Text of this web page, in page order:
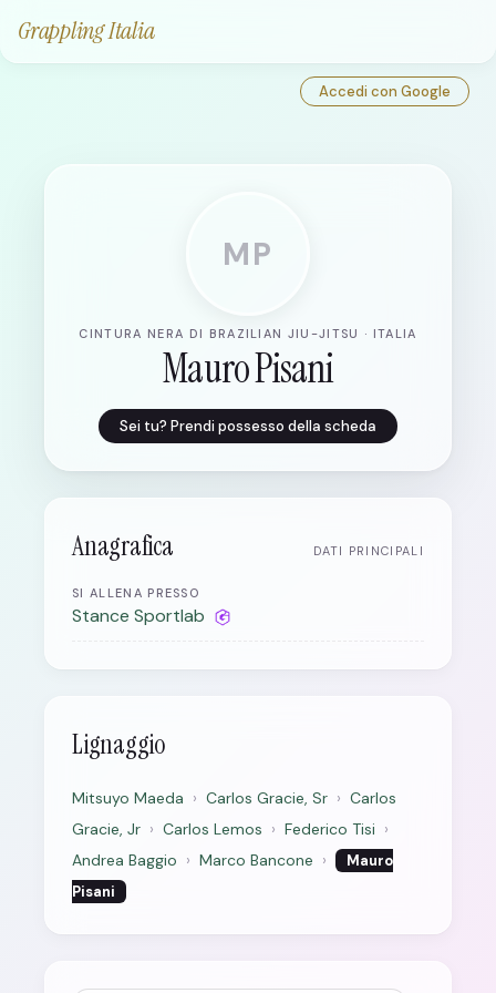
Grappling Italia
Accedi con Google
MP
CINTURA NERA DI BRAZILIAN JIU-JITSU · ITALIA
Mauro Pisani
Sei tu? Prendi possesso della scheda
Anagrafica DATI PRINCIPALI
SI ALLENA PRESSO
Stance Sportlab
Lignaggio
Mitsuyo Maeda › Carlos Gracie, Sr › Carlos
Gracie, Jr › Carlos Lemos › Federico Tisi ›
Andrea Baggio › Marco Bancone ›
Mauro
Pisani